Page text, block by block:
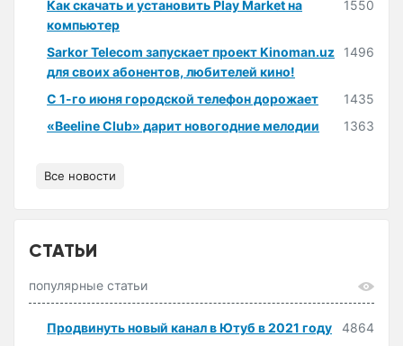
Как скачать и установить Play Market на
компьютер
1550
Sarkor Telecom запускает проект Kinoman.uz
для своих абонентов, любителей кино!
1496
С 1-го июня городской телефон дорожает
1435
«Beeline Club» дарит новогодние мелодии
1363
Все новости
СТАТЬИ
популярные статьи
Продвинуть новый канал в Ютуб в 2021 году
4864